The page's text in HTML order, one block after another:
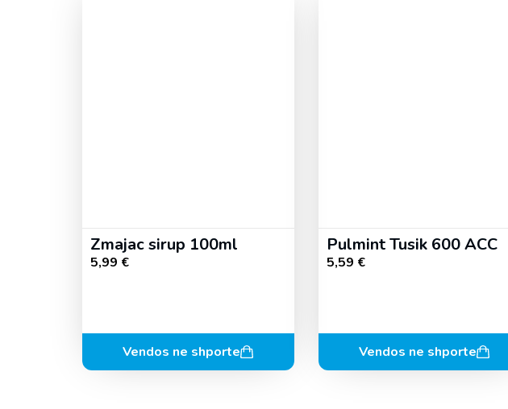
Zmajac sirup 100ml
5,99 €
Vendos ne shporte
Pulmint Tusik 600 ACC
5,59 €
Vendos ne shporte